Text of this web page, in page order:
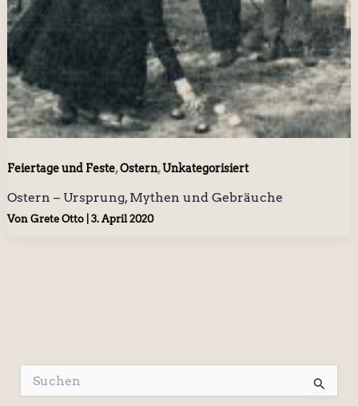
Feiertage und Feste,Ostern,Unkategorisiert
Ostern – Ursprung, Mythen und Gebräuche
Von Grete Otto 3. April 2020
u